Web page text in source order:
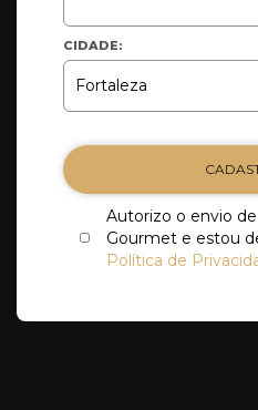
CIDADE:
Autorizo o envio
Gourmet e estou
Política de